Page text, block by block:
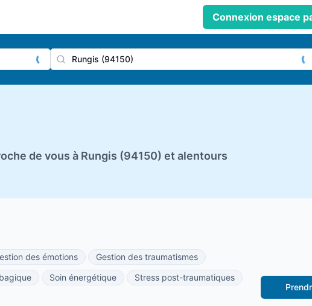
Connexion espace
de vous à Rungis (94150) et alentours
des émotions
Gestion des traumatismes
Soin énergétique
Stress post-traumatiques